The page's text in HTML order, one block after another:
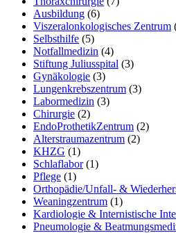
Ausbildung (6)
Viszeralonkologisches Zentrum
Selbsthilfe (5)
Notfallmedizin (4)
Stiftung Juliusspital (3)
Gynäkologie (3)
Lungenkrebszentrum (3)
Labormedizin (3)
Chirurgie (2)
EndoProthetikZentrum (2)
Alterstraumazentrum (2)
KHZG (1)
Schlaflabor(1)
Pflege (1)
Orthopädie/Unfall- &
Weaningzentrum (1)
Kardiologie & Internistische
Pneumologie &